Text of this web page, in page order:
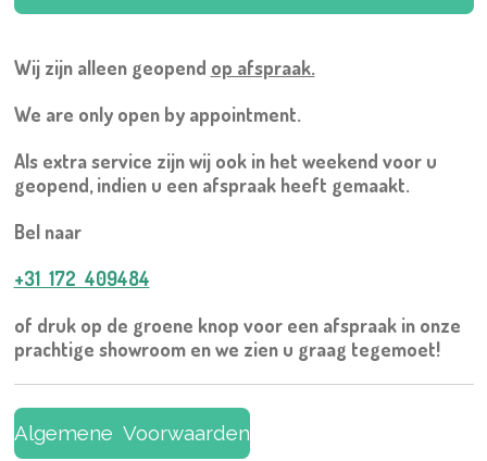
Wij zijn alleen geopend op afspraak.
We are only open by appointment.
Als extra service zijn wij ook in het weekend voor u
geopend, indien u een afspraak heeft gemaakt.
Bel naar
+31 172 409484
of druk op de groene knop voor een afspraak in onze
prachtige showroom en we zien u graag tegemoet!
Algemene Voorwaarden